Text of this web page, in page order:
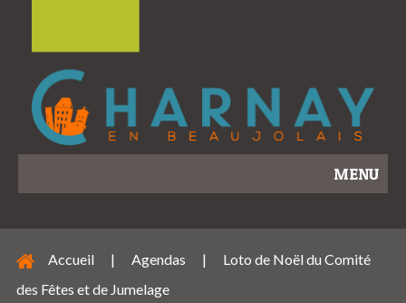
MENU
Accueil | Agendas |
Loto de Noël du Comité
des Fêtes et de Jumelage